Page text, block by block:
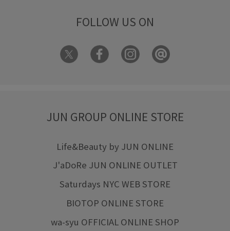
FOLLOW US ON
JUN GROUP ONLINE STORE
Life&Beauty by JUN ONLINE
J'aDoRe JUN ONLINE OUTLET
Saturdays NYC WEB STORE
BIOTOP ONLINE STORE
wa-syu OFFICIAL ONLINE SHOP